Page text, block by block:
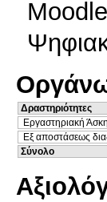
Δραστηριότητες
Εργαστηριακή
Εξ αποστάσεως
Σύνολο